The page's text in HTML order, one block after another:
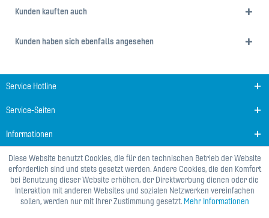
Kunden kauften auch
Kunden haben sich ebenfalls angesehen
Service Hotline
Service-Seiten
Informationen
Diese Website benutzt Cookies, die für den technischen Betrieb der Website
erforderlich sind und stets gesetzt werden. Andere Cookies, die den Komfort
bei Benutzung dieser Website erhöhen, der Direktwerbung dienen oder die
Interaktion mit anderen Websites und sozialen Netzwerken vereinfachen
sollen, werden nur mit Ihrer Zustimmung gesetzt. Mehr Informationen